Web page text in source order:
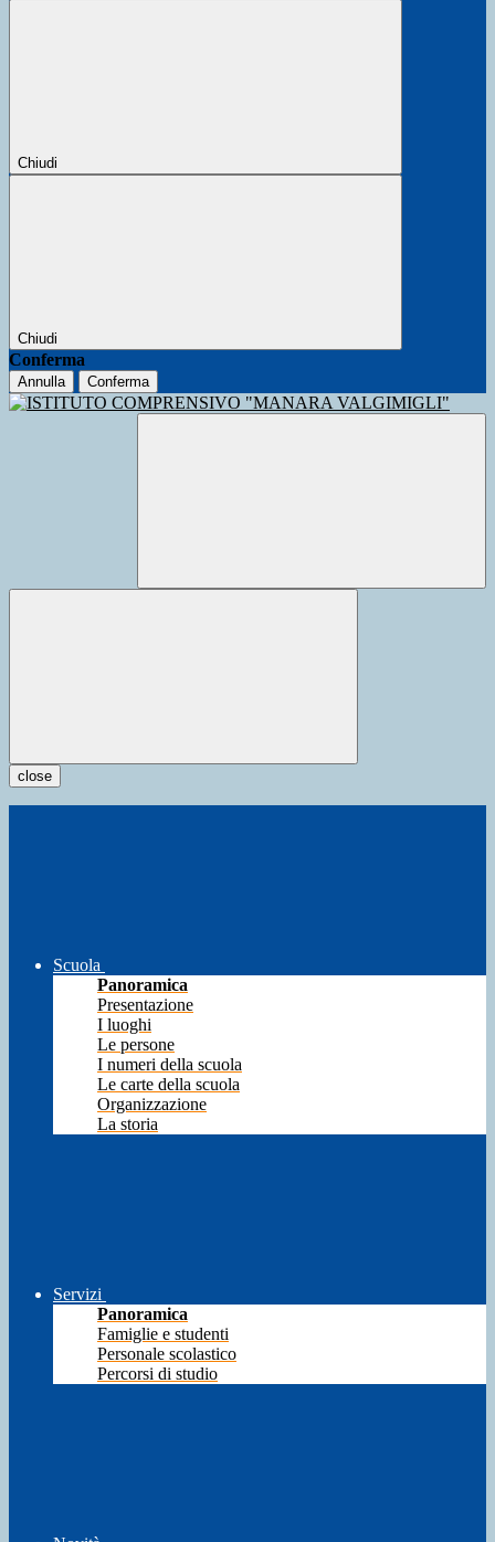
Chiudi
Chiudi
Conferma
Annulla Conferma
close
Scuola
Panoramica
Presentazione
I luoghi
Le persone
I numeri della scuola
Le carte della scuola
Organizzazione
La storia
Servizi
Panoramica
Famiglie e studenti
Personale scolastico
Percorsi di studio